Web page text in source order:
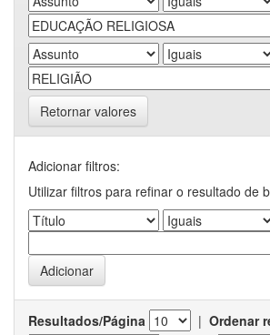
Retornar valores
Adicionar filtros:
Utilizar filtros para refinar o resultado de
Resultados/Página | Ordenar